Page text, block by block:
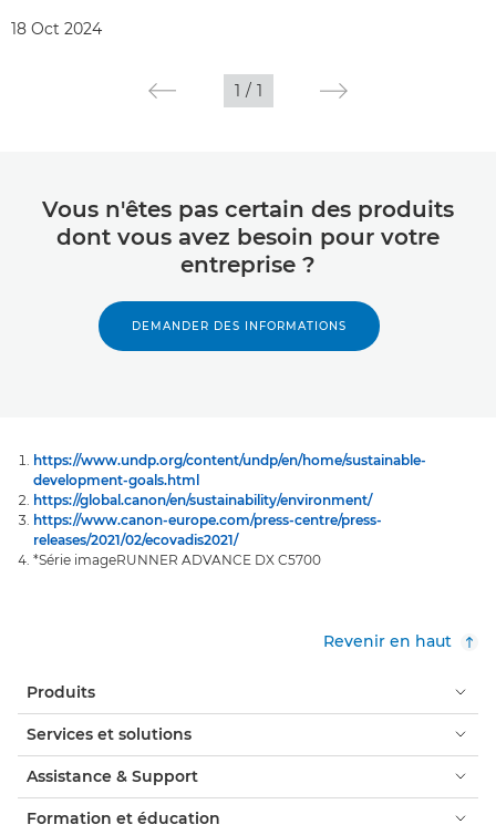
18 Oct 2024
1 / 1
Vous n'êtes pas certain des produits
dont vous avez besoin pour votre
entreprise ?
DEMANDER DES INFORMATIONS
https://www.undp.org/content/undp/en/home/sustainable-
development-goals.html
https://global.canon/en/sustainability/environment/
https://www.canon-europe.com/press-centre/press-
releases/2021/02/ecovadis2021/
*Série imageRUNNER ADVANCE DX C5700
Revenir en haut
Produits
Services et solutions
Assistance & Support
Formation et éducation